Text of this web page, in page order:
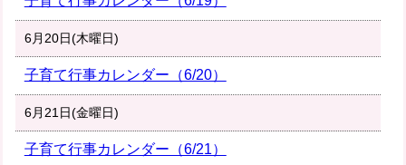
6月20日(木曜日)
子育て行事カレンダー（6/20）
6月21日(金曜日)
子育て行事カレンダー（6/21）